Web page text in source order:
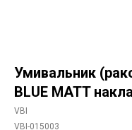
Умивальник
BLUE MATT
VBI
VBI-015003